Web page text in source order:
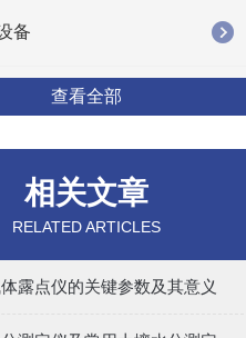
备
查看全部
相关文章
RELATED ARTICLES
露点仪的关键参数及其意义